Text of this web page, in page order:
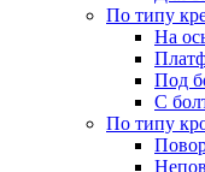
По типу
На
Под
С
По типу